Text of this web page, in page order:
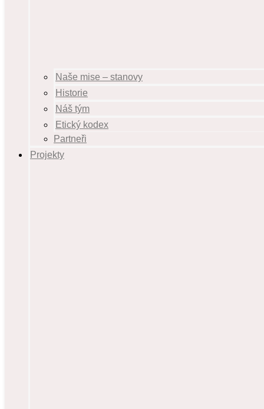
Naše mise – stanovy
Historie
Náš tým
Etický kodex
Partneři
Projekty